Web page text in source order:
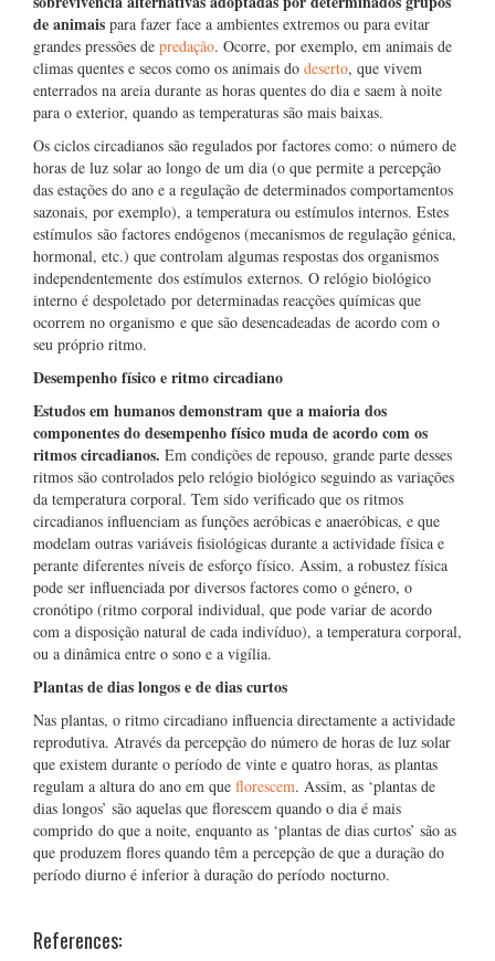
de animais para fazer face a ambientes extremos ou para evitar
grandes pressões de predação. Ocorre, por exemplo, em animais de
climas quentes e secos como os animais do deserto, que vivem
enterrados na areia durante as horas quentes do dia e saem à noite
para o exterior, quando as temperaturas são mais baixas.
Os ciclos circadianos são regulados por factores como: o número de
horas de luz solar ao longo de um dia (o que permite a percepção
das estações do ano e a regulação de determinados comportamentos
sazonais, por exemplo), a temperatura ou estímulos internos. Estes
estímulos são factores endógenos (mecanismos de regulação génica,
hormonal, etc.) que controlam algumas respostas dos organismos
independentemente dos estímulos externos. O relógio biológico
interno é despoletado por determinadas reacções químicas que
ocorrem no organismo e que são desencadeadas de acordo com o
seu próprio ritmo.
Desempenho físico e ritmo circadiano
Estudos em humanos demonstram que a maioria dos
componentes do desempenho físico muda de acordo com os
ritmos circadianos. Em condições de repouso, grande parte desses
ritmos são controlados pelo relógio biológico seguindo as variações
da temperatura corporal. Tem sido verificado que os ritmos
circadianos influenciam as funções aeróbicas e anaeróbicas, e que
modelam outras variáveis fisiológicas durante a actividade física e
perante diferentes níveis de esforço físico. Assim, a robustez física
pode ser influenciada por diversos factores como o género, o
cronótipo (ritmo corporal individual, que pode variar de acordo
com a disposição natural de cada indivíduo), a temperatura corporal,
ou a dinâmica entre o sono e a vigília.
Plantas de dias longos e de dias curtos
Nas plantas, o ritmo circadiano influencia directamente a actividade
reprodutiva. Através da percepção do número de horas de luz solar
que existem durante o período de vinte e quatro horas, as plantas
regulam a altura do ano em que florescem. Assim, as ‘plantas de
dias longos’ são aquelas que florescem quando o dia é mais
comprido do que a noite, enquanto as ‘plantas de dias curtos’ são as
que produzem flores quando têm a percepção de que a duração do
período diurno é inferior à duração do período nocturno.
References: